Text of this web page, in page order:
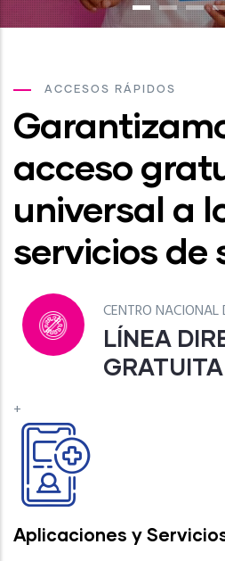
ACCESOS RÁPIDOS
acceso
universal a
servicios de
CENTRO NACIONAL
LÍNEA
GRATUITA
+
Aplicaciones y